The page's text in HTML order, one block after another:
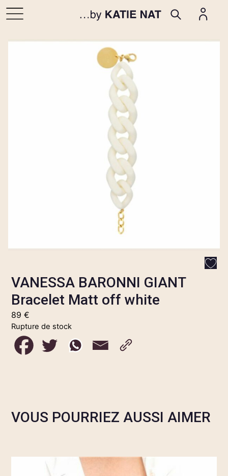
VANESSA BARONNI GIANT
Bracelet Matt off white
89€
Rupture de stock
VOUS POURRIEZ AUSSI AIMER